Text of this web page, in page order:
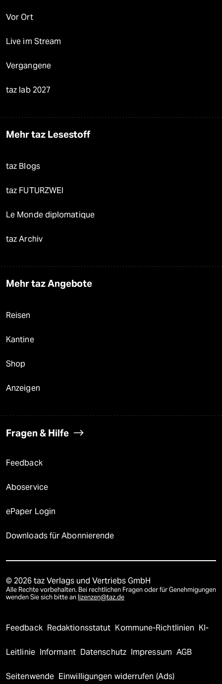
Vor Ort
Live im Stream
Vergangene
taz lab 2027
Mehr taz Lesestoff
taz Blogs
taz FUTURZWEI
Le Monde diplomatique
taz Archiv
Mehr taz Angebote
Reisen
Kantine
Shop
Anzeigen
Fragen & Hilfe
Feedback
Aboservice
ePaper Login
Downloads für Abonnierende
© 2026 taz Verlags und Vertriebs GmbH
Alle Rechte vorbehalten. Bei rechtlichen Fragen oder für Genehmigungen
wenden Sie sich bitte an lizenzen@taz.de
Feedback Redaktionsstatut Kommune-Richtlinien KI-
Leitlinie Informant Datenschutz Impressum AGB
Seitenwende Einwilligungen widerrufen (Ads)